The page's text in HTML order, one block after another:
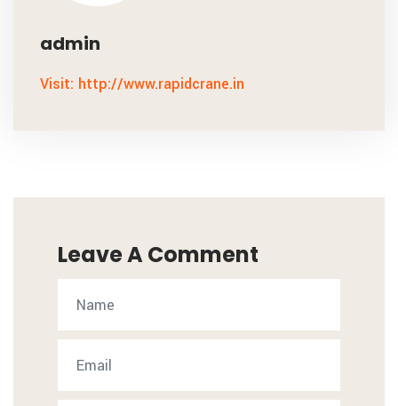
admin
Visit: http://www.rapidcrane.in
Leave A Comment